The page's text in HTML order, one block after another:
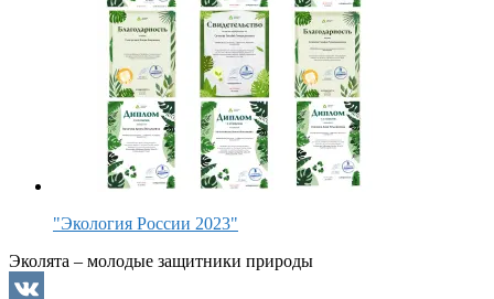
"Экология России 2023"
Эколята – молодые защитники природы